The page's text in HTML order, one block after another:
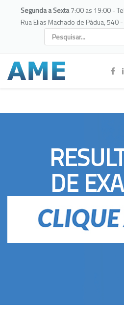
Segunda a Sexta7:00 as 19:00 -
Rua Elias Machado de Pádua, 540
DE